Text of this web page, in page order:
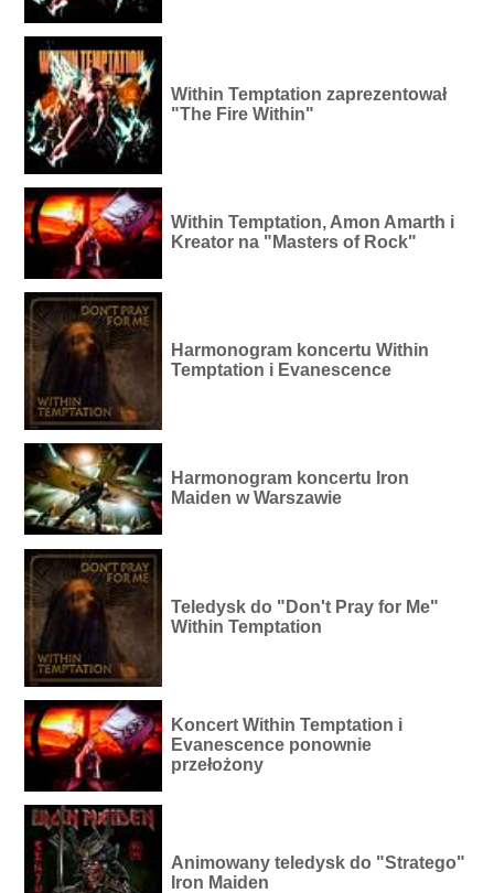
Within Temptation zaprezentował
"The Fire Within"
Within Temptation, Amon Amarth i
Kreator na "Masters of Rock"
Harmonogram koncertu Within
Temptation i Evanescence
Harmonogram koncertu Iron
Maiden w Warszawie
Teledysk do "Don't Pray for Me"
Within Temptation
Koncert Within Temptation i
Evanescence ponownie
przełożony
Animowany teledysk do "Stratego"
Iron Maiden